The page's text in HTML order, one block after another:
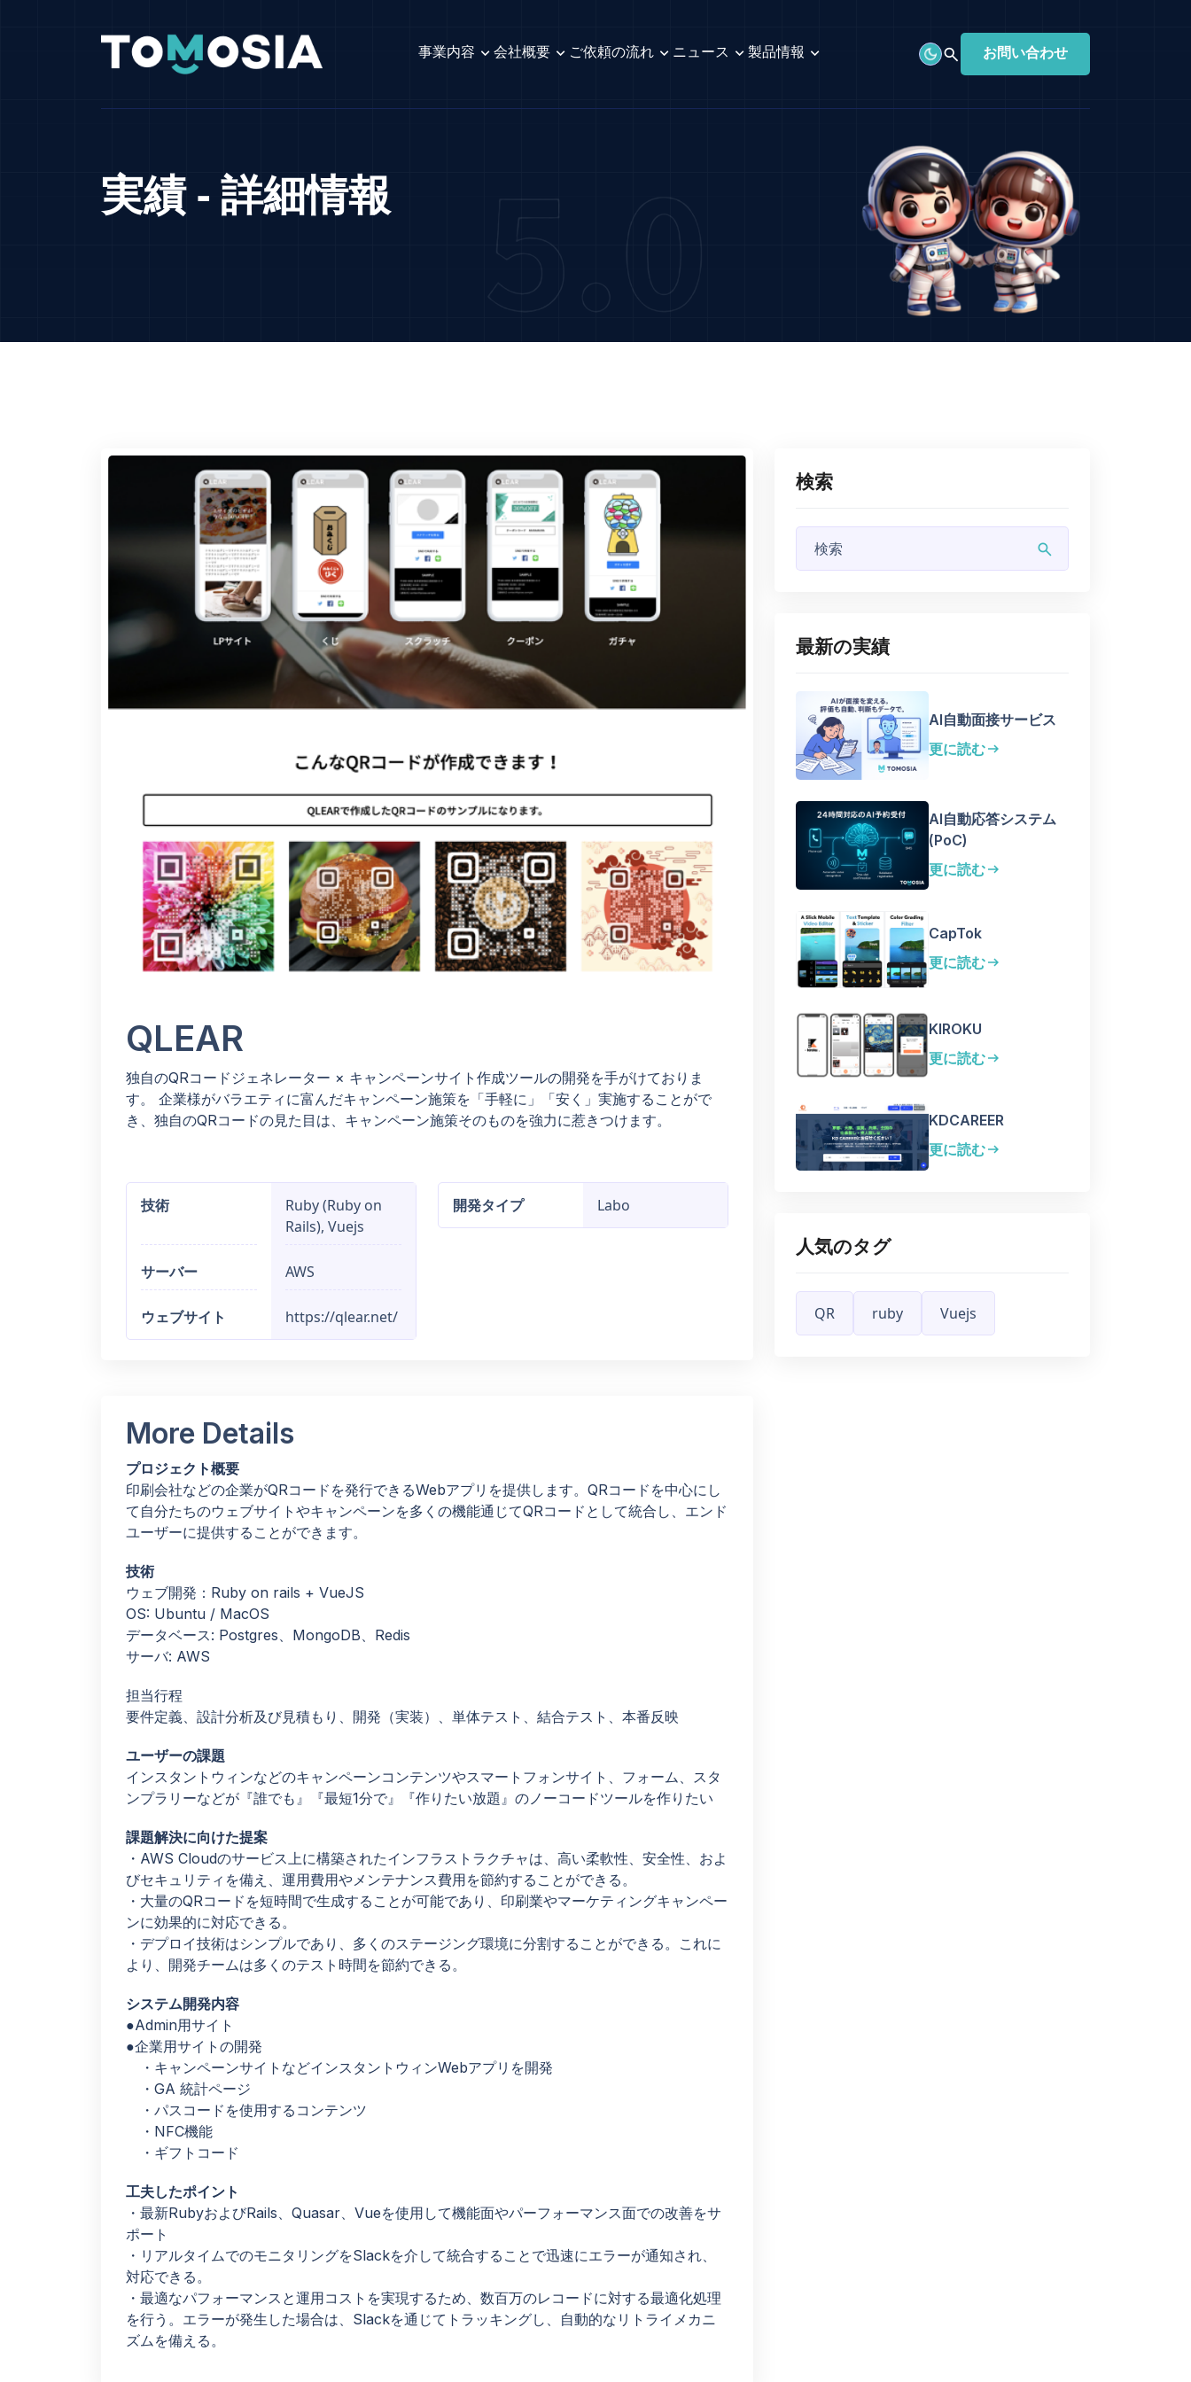
事業内容 expand_more会社概要 expand_more ご依頼の流れ expand_more ニュース expand_more製品情報 expand_more search お問い合わせ
実績 - 詳細情報
QLEAR
独自のQRコードジェネレーター × キャンペーンサイト作成ツールの開発を手がけておりま
す。 企業様がバラエティに富んだキャンペーン施策を「手軽に」「安く」実施することがで
き、独自のQRコードの見た目は、キャンペーン施策そのものを強力に惹きつけます。
技術
Ruby (Ruby on
Rails), Vuejs
サーバー AWS
ウェブサイト https://qlear.net/
開発タイプ Labo
More Details
プロジェクト概要
印刷会社などの企業がQRコードを発行できるWebアプリを提供します。QRコードを中心にし
て自分たちのウェブサイトやキャンペーンを多くの機能通じてQRコードとして統合し、エンド
ユーザーに提供することができます。
技術
ウェブ開発：Ruby on rails + VueJS
OS: Ubuntu / MacOS
データベース: Postgres、MongoDB、Redis
サーバ: AWS
担当行程
要件定義、設計分析及び見積もり、開発（実装）、単体テスト、結合テスト、本番反映
ユーザーの課題
インスタントウィンなどのキャンペーンコンテンツやスマートフォンサイト、フォーム、スタ
ンプラリーなどが『誰でも』『最短1分で』『作りたい放題』のノーコードツールを作りたい
課題解決に向けた提案
・AWS Cloudのサービス上に構築されたインフラストラクチャは、高い柔軟性、安全性、およ
びセキュリティを備え、運用費用やメンテナンス費用を節約することができる。
・大量のQRコードを短時間で生成することが可能であり、印刷業やマーケティングキャンペー
ンに効果的に対応できる。
・デプロイ技術はシンプルであり、多くのステージング環境に分割することができる。これに
より、開発チームは多くのテスト時間を節約できる。
システム開発内容
●Admin用サイト
●企業用サイトの開発
・キャンペーンサイトなどインスタントウィンWebアプリを開発
・GA 統計ページ
・パスコードを使用するコンテンツ
・NFC機能
・ギフトコード
工夫したポイント
・最新RubyおよびRails、Quasar、Vueを使用して機能面やパーフォーマンス面での改善をサ
ポート
・リアルタイムでのモニタリングをSlackを介して統合することで迅速にエラーが通知され、
対応できる。
・最適なパフォーマンスと運用コストを実現するため、数百万のレコードに対する最適化処理
を行う。エラーが発生した場合は、Slackを通じてトラッキングし、自動的なリトライメカニ
ズムを備える。
検索
search
最新の実績
AI自動面接サービス
更に読むarrow_right_alt
AI自動応答システム
(PoC)
更に読むarrow_right_alt
CapTok
更に読むarrow_right_alt
KIROKU
更に読むarrow_right_alt
KDCAREER
更に読むarrow_right_alt
人気のタグ
QR ruby Vuejs